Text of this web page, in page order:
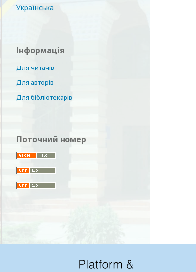
Українська
Інформація
Для читачів
Для авторів
Для бібліотекарів
Поточний номер